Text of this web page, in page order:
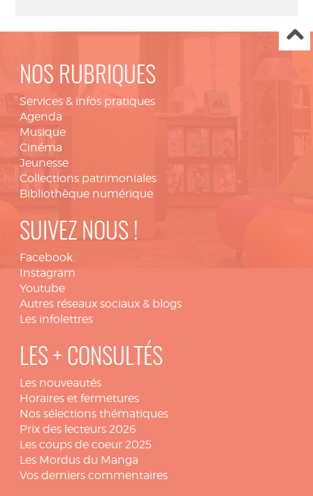
NOS RUBRIQUES
Services & infos pratiques
Agenda
Musique
Cinéma
Jeunesse
Collections patrimoniales
Bibliothèque numérique
SUIVEZ NOUS !
Facebook
Instagram
Youtube
Autres réseaux sociaux & blogs
Les infolettres
LES + CONSULTÉS
Les nouveautés
Horaires et fermetures
Nos sélections thématiques
Prix des lecteurs 2026
Les coups de coeur 2025
Les Mordus du Manga
Vos derniers commentaires